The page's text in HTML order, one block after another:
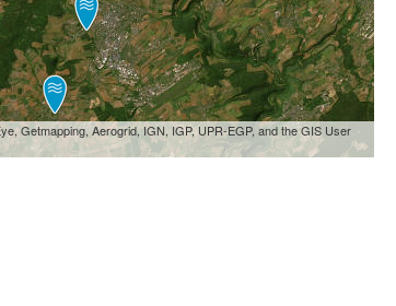
Getmapping, Aerogrid, IGN, IGP, UPR-EGP, and the GIS User